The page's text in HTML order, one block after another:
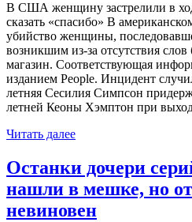
В США женщину застрелили в
сказать «спасибо» В
убийство женщины,
возникшим из-за отсутствия слов
магазин. Соответствующая
изданием People. Инцидент
летняя Сесилия Симпсон
летней Кеоны Хэмптон при
Читать далее
Останки дочери
нашли в мешке, но
невиновен